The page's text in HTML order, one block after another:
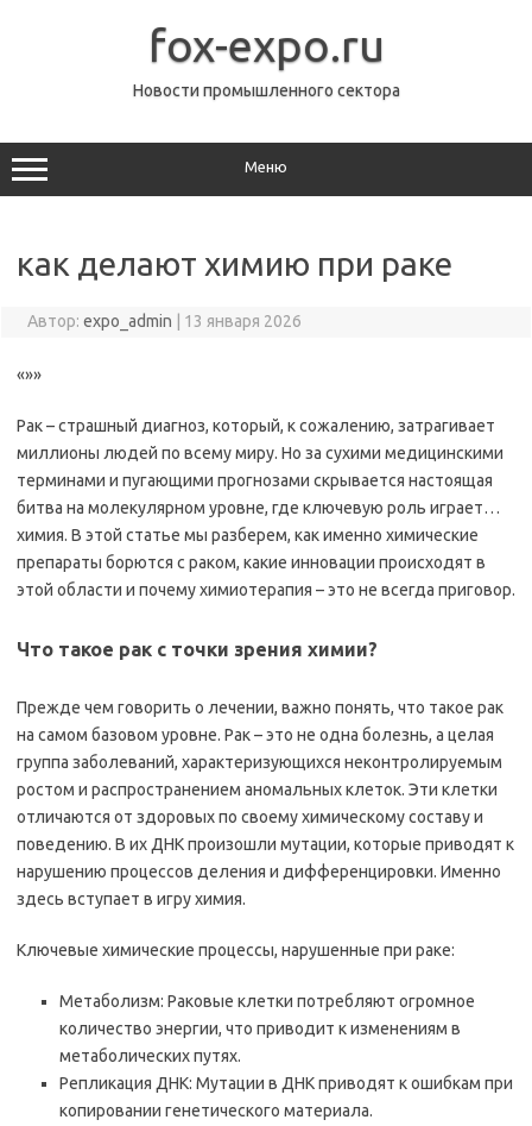
fox-expo.ru
Новости промышленного сектора
Меню
как делают химию при раке
Автор: expo_admin 13 января 2026
«»»
Рак – страшный диагноз, который, к сожалению, затрагивает
миллионы людей по всему миру. Но за сухими медицинскими
терминами и пугающими прогнозами скрывается настоящая
битва на молекулярном уровне, где ключевую роль играет…
химия. В этой статье мы разберем, как именно химические
препараты борются с раком, какие инновации происходят в
этой области и почему химиотерапия – это не всегда приговор.
Что такое рак с точки зрения химии?
Прежде чем говорить о лечении, важно понять, что такое рак
на самом базовом уровне. Рак – это не одна болезнь, а целая
группа заболеваний, характеризующихся неконтролируемым
ростом и распространением аномальных клеток. Эти клетки
отличаются от здоровых по своему химическому составу и
поведению. В их ДНК произошли мутации, которые приводят к
нарушению процессов деления и дифференцировки. Именно
здесь вступает в игру химия.
Ключевые химические процессы, нарушенные при раке:
Метаболизм: Раковые клетки потребляют огромное
количество энергии, что приводит к изменениям в
метаболических путях.
Репликация ДНК: Мутации в ДНК приводят к ошибкам при
копировании генетического материала.